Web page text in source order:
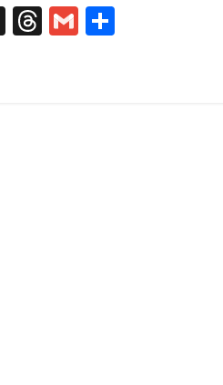
X T G